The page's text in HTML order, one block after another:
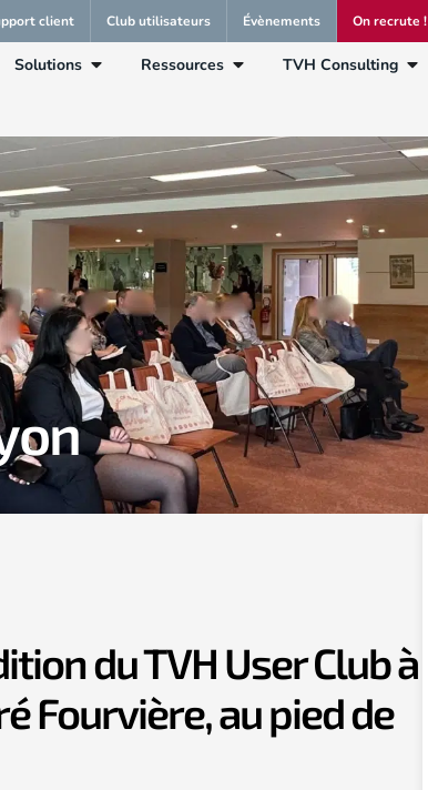
client Club utilisateurs Évènements On recrute !
Solutions Ressources TVH Consulting
du TVH User Club à
Fourvière, au pied de